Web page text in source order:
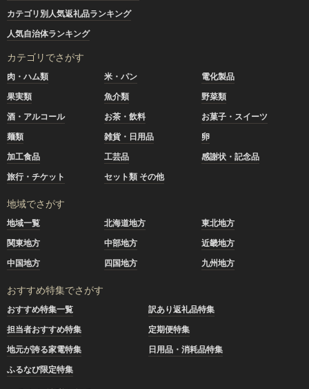
カテゴリ別人気返礼品ランキング
人気自治体ランキング
カテゴリでさがす
肉・ハム類 米・パン
電化製品
果実類
魚介類
野菜類
酒・アルコール
お茶・飲料
お菓子・スイーツ
麺類
雑貨・日用品
卵
加工食品
工芸品
感謝状・記念品
旅行・チケット
セット類 その他
地域でさがす
地域一覧 北海道地方
東北地方
関東地方
中部地方
近畿地方
中国地方
四国地方 九州地方
おすすめ特集でさがす
おすすめ特集一覧
訳あり返礼品特集
担当者おすすめ特集
定期便特集
地元が誇る家電特集
日用品・消耗品特集
ふるなび限定特集